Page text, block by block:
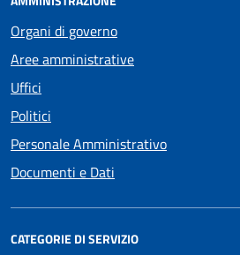
Organi di governo
Aree amministrative
Uffici
Politici
Personale Amministrativo
Documenti e Dati
CATEGORIE DI SERVIZIO